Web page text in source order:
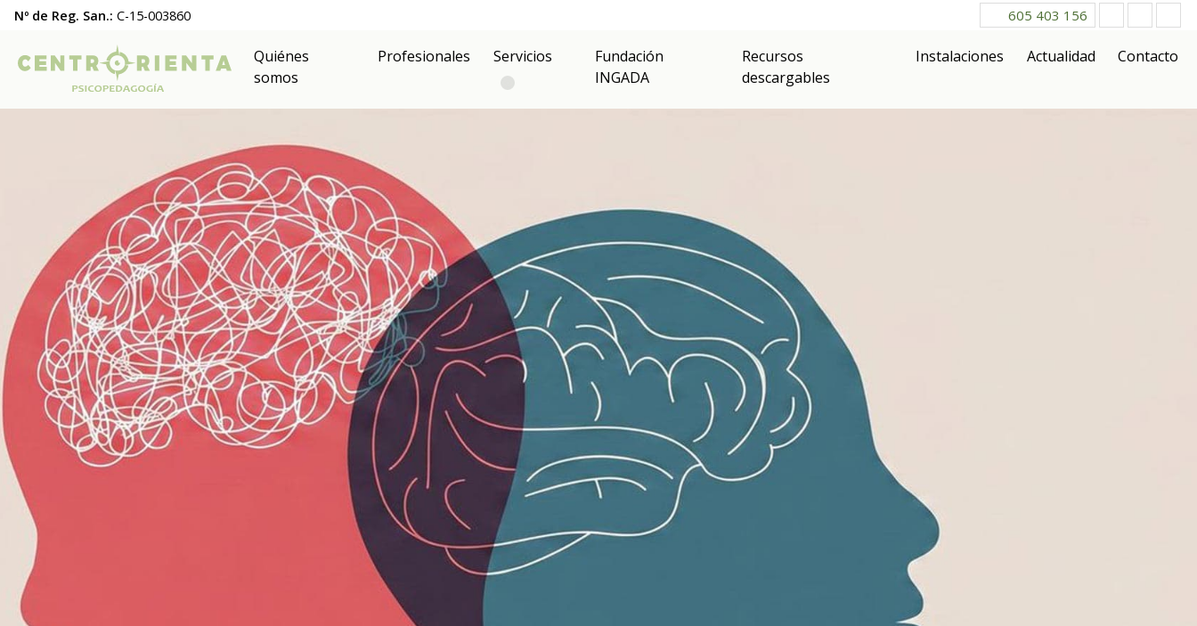
Nº de Reg. San.: C-15-003860 605 403 156
Quiénes
somos
Profesionales Servicios
Fundación
INGADA
Recursos
descargables
Instalaciones Actualidad Contacto